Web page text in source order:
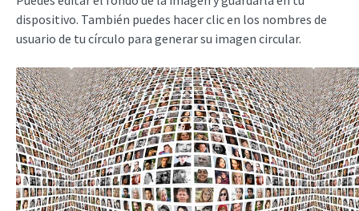
dispositivo. También puedes hacer clic en los nombres de
usuario de tu círculo para generar su imagen circular.